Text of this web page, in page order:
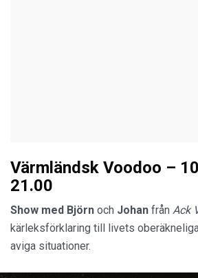
Värmländsk Voodoo –
21.00
Show med Björn och Johan från Ack
kärleksförklaring till livets
aviga situationer.